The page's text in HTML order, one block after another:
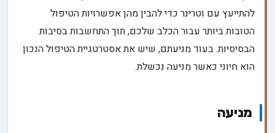
להתייעץ עם וטרינר כדי להבין מהן אפשרויות הטיפול
הטובות ביותר עבור הכלב שלכם, תוך התחשבות בסיבות
הבסיסיות. בעוד מניעתם, שיש את אסטרטגיית הטיפול הנכון
הוא חיוני כאשר מניעה נכשלת.
מניעה